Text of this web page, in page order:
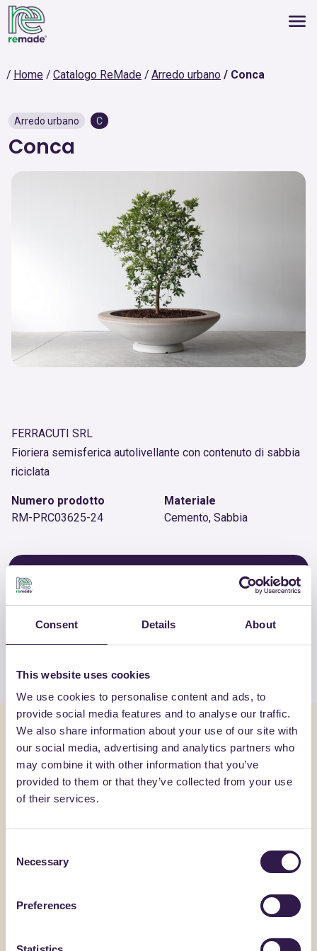
Consent Details About
This website uses cookies
We use cookies to personalise content and ads, to
provide social media features and to analyse our traffic.
We also share information about your use of our site with
our social media, advertising and analytics partners who
may combine it with other information that you’ve
provided to them or that they’ve collected from your use
of their services.
Selection
Necessary
Preferences
Home Catalogo ReMade Arredo urbano Conca
Arredo urbano C
Conca
FERRACUTI SRL
Fioriera semisferica autolivellante con contenuto di sabbia
riciclata
Numero prodotto
RM-PRC03625-24
Materiale
Cemento, Sabbia
ALTRI PRODOTTI
Guarda la lista completa dei prodotti
certificati di FERRACUTI SRL
Potrebbe interessarti anche